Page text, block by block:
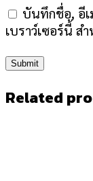
บันทึกชื่อ, อี
เบราว์เซอร์นี้ ส
Related